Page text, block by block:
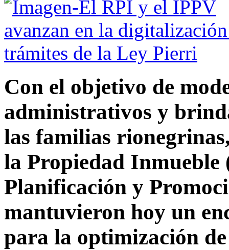
Con el objetivo de
administrativos y
las familias
la Propiedad
Planificación y
mantuvieron hoy un
para la optimización